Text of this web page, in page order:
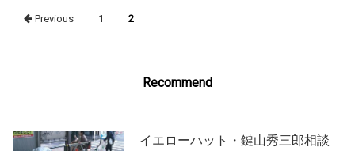
navigation
Previous 1 2
Recommend
イエローハット・鍵山秀三郎相談